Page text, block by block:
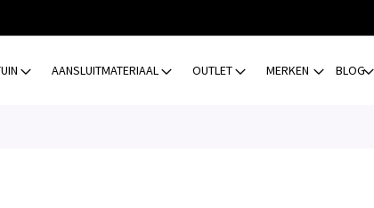
AANSLUITMATERIAAL OUTLET MERKEN BLOG